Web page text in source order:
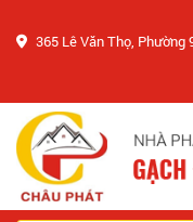
365 Lê Văn Thọ, Phường